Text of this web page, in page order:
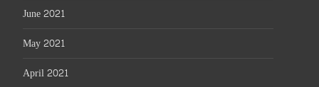
June 2021
May 2021
April 2021